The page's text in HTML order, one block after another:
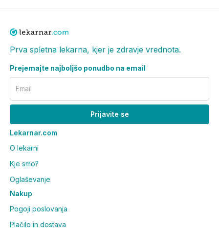
Prva spletna lekarna, kjer je zdravje vrednota.
Prejemajte najboljšo ponudbo na email
Email
Prijavite se
Lekarnar.com
O lekarni
Kje smo?
Oglaševanje
Nakup
Pogoji poslovanja
Plačilo in dostava